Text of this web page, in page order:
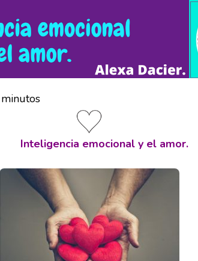
minutos
Inteligencia emocional y el amor.